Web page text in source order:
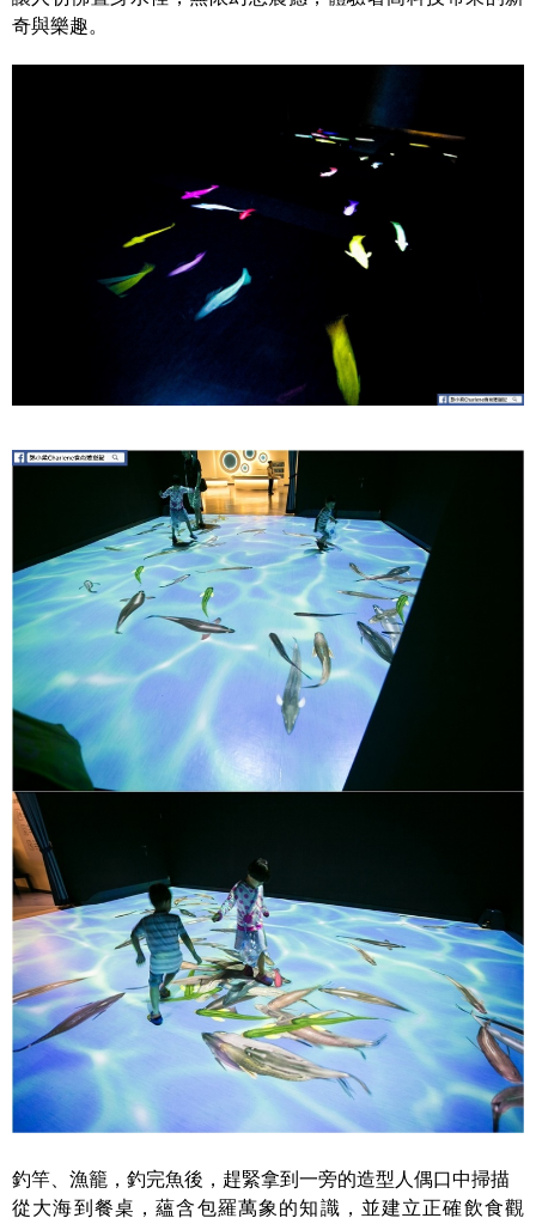
奇與樂趣。
釣竿、漁籠，釣完魚後，趕緊拿到一旁的造型人偶口中掃描
從大海到餐桌，蘊含包羅萬象的知識，並建立正確飲食觀